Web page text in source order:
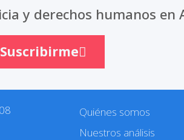
y derechos humanos en
Suscribirme
Quiénes somos
Nuestros análisis